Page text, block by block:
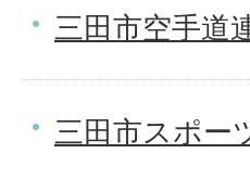
三田市空手道
三田市スポー